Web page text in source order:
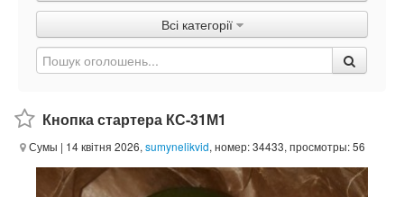
Оголошення
Швидка продаж
Всі категорії
Кнопка стартера КС-31М1
Сумы | 14 квітня 2026, sumynelikvid, номер: 34433, просмотры: 56